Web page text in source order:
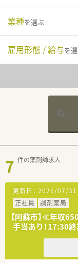
業種を選ぶ
雇用形態 / 給与を
7 件の薬剤師求人
更新日： 2026/07/31
正社員
調剤薬局
【阿蘇市】≪年収
手当あり！17:30